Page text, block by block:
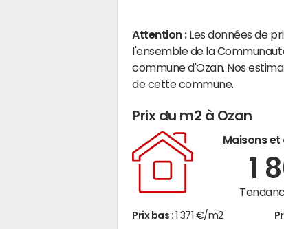
Attention : Les données de
l'ensemble de la
commune d'Ozan. Nos
de cette commune.
Prix du m2 à Ozan
Maisons
1
Prix bas : 1 371 €/m2